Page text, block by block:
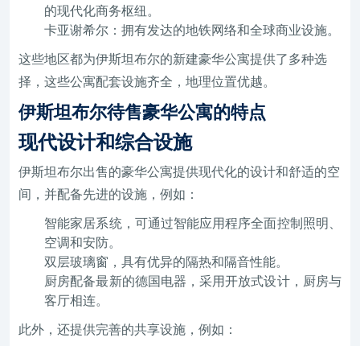
的现代化商务枢纽。
卡亚谢希尔：拥有发达的地铁网络和全球商业设施。
这些地区都为伊斯坦布尔的新建豪华公寓提供了多种选
择，这些公寓配套设施齐全，地理位置优越。
伊斯坦布尔待售豪华公寓的特点
现代设计和综合设施
伊斯坦布尔出售的豪华公寓提供现代化的设计和舒适的空
间，并配备先进的设施，例如：
智能家居系统，可通过智能应用程序全面控制照明、
空调和安防。
双层玻璃窗，具有优异的隔热和隔音性能。
厨房配备最新的德国电器，采用开放式设计，厨房与
客厅相连。
此外，还提供完善的共享设施，例如：